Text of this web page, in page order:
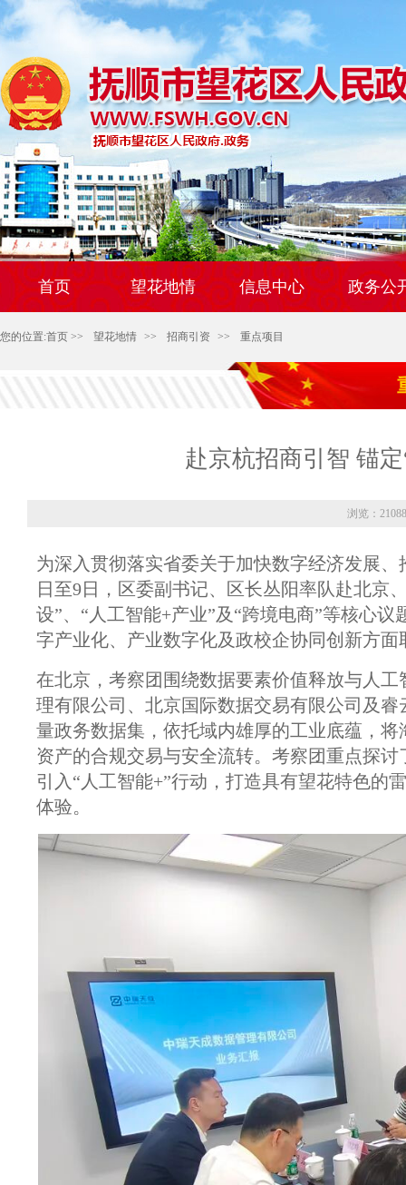
首页 望花地情 信息中心 政务公
您的位置:首页 >> 望花地情 >> 招商引资 >> 重点项目
赴京杭招商引智 锚
浏览：
为深入贯彻落实省委关于加快数字经济发展
日至9日，区委副书记、区长丛阳率队赴北京
设”、“人工智能+产业”及“跨境电商”等核心
字产业化、产业数字化及政校企协同创新方面
在北京，考察团围绕数据要素价值释放与人
理有限公司、北京国际数据交易有限公司及
量政务数据集，依托域内雄厚的工业底蕴，
资产的合规交易与安全流转。考察团重点探
引入“人工智能+”行动，打造具有望花特色的
体验。